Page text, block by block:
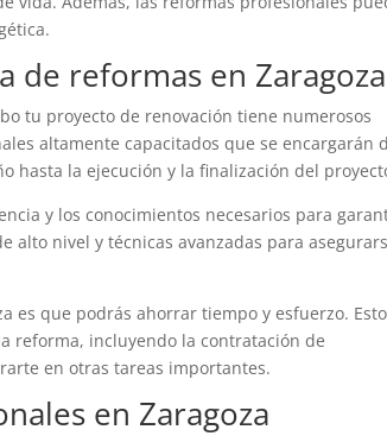
de reformas en Zaragoza
tu proyecto de renovación tiene numerosos
altamente capacitados que se encargarán
hasta la ejecución y la finalización del
y los conocimientos necesarios para
alto nivel y técnicas avanzadas para
es que podrás ahorrar tiempo y esfuerzo.
reforma, incluyendo la contratación de
en otras tareas importantes.
en Zaragoza